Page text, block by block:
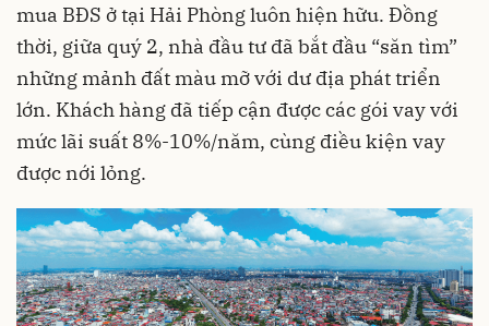
mua BĐS ở tại Hải Phòng luôn hiện hữu. Đồng
thời, giữa quý 2, nhà đầu tư đã bắt đầu “săn tìm”
những mảnh đất màu mỡ với dư địa phát triển
lớn. Khách hàng đã tiếp cận được các gói vay với
mức lãi suất 8%-10%/năm, cùng điều kiện vay
được nới lỏng.